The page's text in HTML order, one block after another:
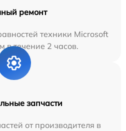
ремонт
техники Microsoft
в течение 2 часов.
запчасти
от производителя в